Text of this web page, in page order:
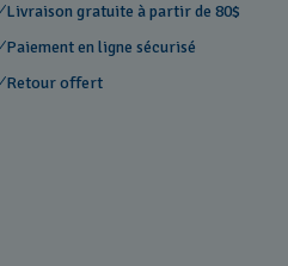
Livraison gratuite à partir de 80$
Paiement en ligne sécurisé
Retour offert